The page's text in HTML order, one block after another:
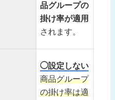
品グループの
掛け率が適用
されます。
◯設定しない
商品グループ
の掛け率は適